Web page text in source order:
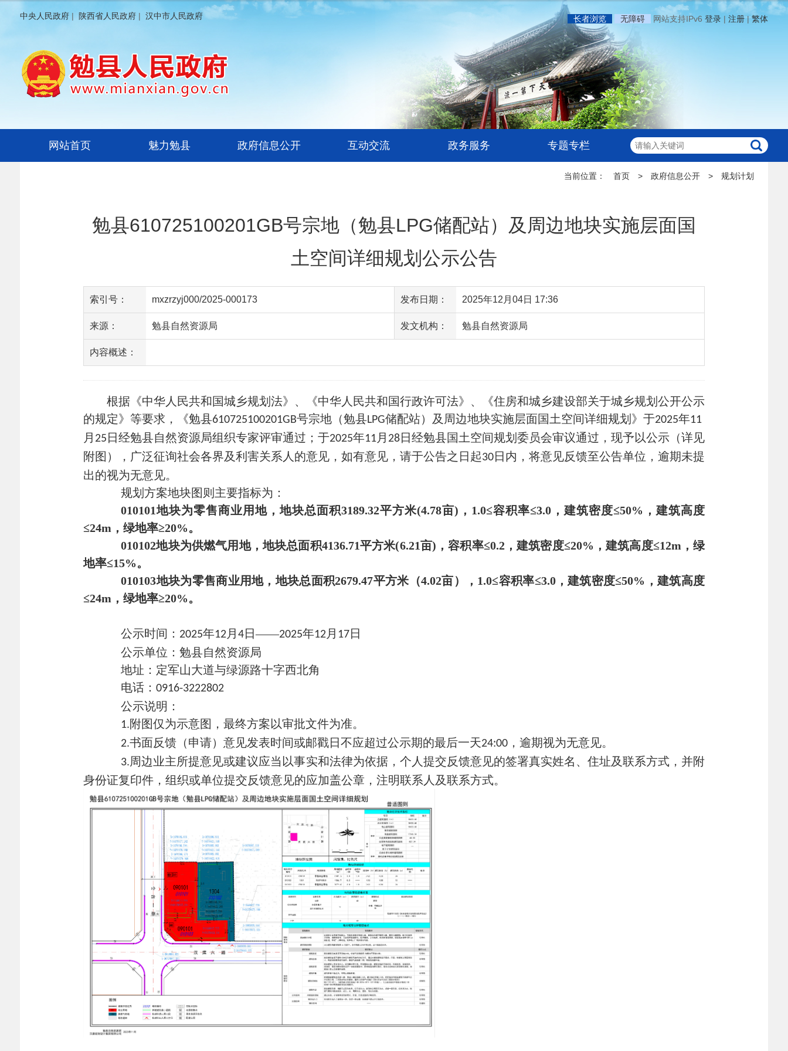
中央人民政府 | 陕西省人民政府 | 汉中市人民政府 长者浏览 无障碍 网站支持IPv6 登录 | 注册|繁体
网站首页 魅力勉县 政府信息公开 互动交流 政务服务 专题专栏
当前位置： 首页 > 政府信息公开 > 规划计划
勉县610725100201GB号宗地（勉县LPG储配站）及周边地块实施层面国
土空间详细规划公示公告
索引号： mxzrzyj000/2025-000173 发布日期： 2025年12月04日 17:36
来源： 勉县自然资源局 发文机构： 勉县自然资源局
内容概述：
根据《中华人民共和国城乡规划法》、《中华人民共和国行政许可法》、《住房和城乡建设部关于城乡规划公开公示
的规定》等要求，《勉县610725100201GB号宗地（勉县LPG储配站）及周边地块实施层面国土空间详细规划》于2025年11
月 25 日经勉县自然资源局组织专家评审通过；于2025年11 月 28 日经勉县国土空间规划委员会审议通过，现予以公示（详见
附图），广泛征询社会各界及利害关系人的意见，如有意见，请于公告之日起30 日内，将意见反馈至公告单位，逾期未提
出的视为无意见。
规划方案地块图则主要指标为：
010101地块为零售商业用地，地块总面积3189.32平方米(4.78亩)， 1.0≤容积率≤3.0 ，建筑密度≤50%，建筑高度
≤24m，绿地率≥20%。
010102地块为供燃气用地，地块总面积4136.71平方米(6.21亩)，容积率≤0.2，建筑密度≤20%，建筑高度≤12m，绿
地率≤15%。
010103地块为零售商业用地，地块总面积2679.47平方米（4.02亩）， 1.0≤容积率≤3.0，建筑密度≤50% ，建筑高度
≤24m ，绿地率≥20%。
公示时间 ： 2025年12 月4 日——2025年12 月 17 日
公示单位：勉县自然资源局
地址：定军山大道与绿源路十字西北角
电话：0916-3222802
公示说明：
1.附图仅为示意图，最终方案以审批文件为准。
2.书面反馈（申请）意见发表时间或邮戳日不应超过公示期的最后一天24:00 ，逾期视为无意见。
3.周边业主所提意见或建议应当以事实和法律为依据，个人提交反馈意见的签署真实姓名、住址及联系方式，并附
身份证复印件，组织或单位提交反馈意见的应加盖公章，注明联系人及联系方式。